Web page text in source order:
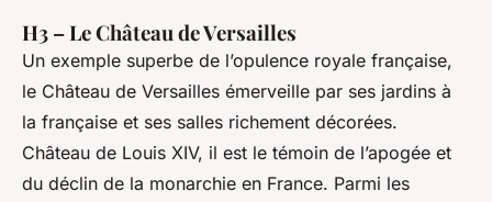
H3 – Le Château de Versailles
Un exemple superbe de l’opulence royale française,
le Château de Versailles émerveille par ses jardins à
la française et ses salles richement décorées.
Château de Louis XIV, il est le témoin de l’apogée et
du déclin de la monarchie en France. Parmi les